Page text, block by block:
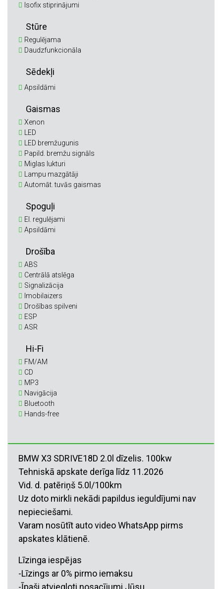
Isofix stiprinājumi
Stūre
Regulējama
Daudzfunkcionāla
Sēdekļi
Apsildāmi
Gaismas
Xenon
LED
LED bremžugunis
Papild. bremžu signāls
Miglas lukturi
Lampu mazgātāji
Automāt. tuvās gaismas
Spoguļi
El. regulējami
Apsildāmi
Drošība
ABS
Centrālā atslēga
Signalizācija
Imobilaizers
Drošības spilveni
ESP
ASR
Hi-Fi
FM/AM
CD
MP3
Navigācija
Bluetooth
Hands-free
BMW X3 SDRIVE18D 2.0l dīzelis. 100kw
Tehniskā apskate derīga līdz 11.2026
Vid. d. patēriņš 5.0l/100km
Uz doto mirkli nekādi papildus ieguldījumi nav
nepieciešami.
Varam nosūtīt auto video WhatsApp pirms
apskates klātienē.
Līzinga iespējas
-Līzings ar 0% pirmo iemaksu
-Īpaši atviegloti nosacījumi Jūsu